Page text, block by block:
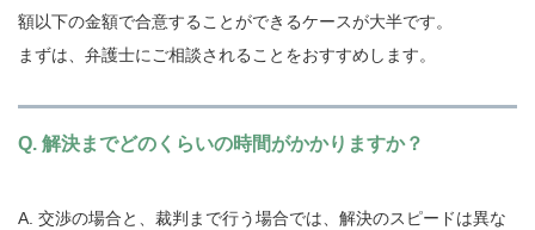
額以下の金額で合意することができるケースが大半です。
まずは、弁護士にご相談されることをおすすめします。
Q. 解決までどのくらいの時間がかかりますか？
A. 交渉の場合と、裁判まで行う場合では、解決のスピードは異な